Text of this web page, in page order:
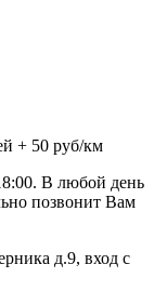
+ 50 руб/км
В любой день
позвонит Вам
д.9, вход с